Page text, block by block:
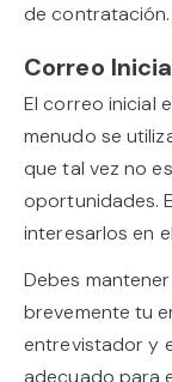
de contratación.
Correo
El correo inicial
menudo se
que tal vez no
oportunidades.
interesarlos en
Debes
brevemente tu
entrevistador y
adecuado para